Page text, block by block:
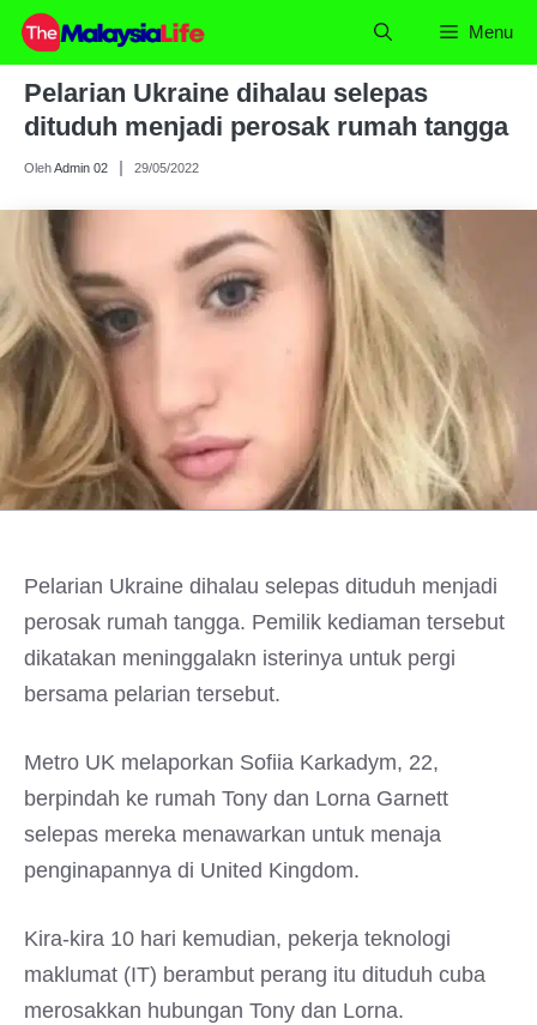
Skip
content
Menu
Pelarian Ukraine dihalau selepas
dituduh menjadi perosak rumah tangga
OlehAdmin 02 29/05/2022
Pelarian Ukraine dihalau selepas dituduh menjadi
perosak rumah tangga. Pemilik kediaman tersebut
dikatakan meninggalakn isterinya untuk pergi
bersama pelarian tersebut.
Metro UK melaporkan Sofiia Karkadym, 22,
berpindah ke rumah Tony dan Lorna Garnett
selepas mereka menawarkan untuk menaja
penginapannya di United Kingdom.
Kira-kira 10 hari kemudian, pekerja teknologi
maklumat (IT) berambut perang itu dituduh cuba
merosakkan hubungan Tony dan Lorna.